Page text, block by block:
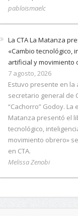
pabloismaelc
La CTA La Matanza
«Cambio tecnológico,
artificial y movimiento
7 agosto, 2026
Estuvo presente en la
secretario general de
“Cachorro” Godoy. La
Matanza presentó el
tecnológico,
movimiento obrero»
en CTA.
Melissa Zenobi